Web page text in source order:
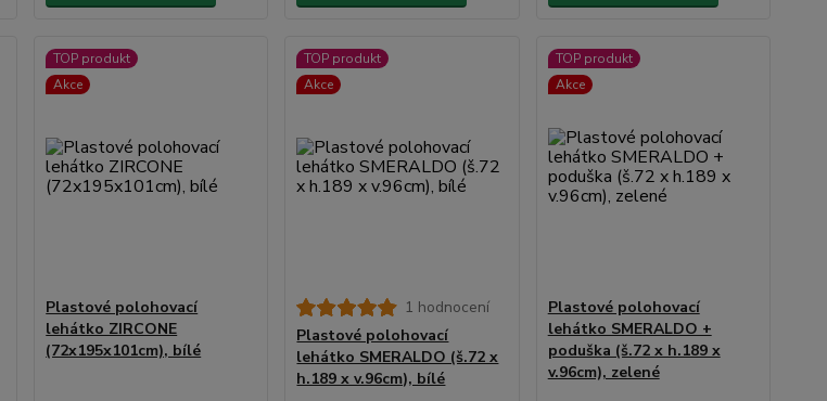
TOP produkt
Akce
Plastové polohovací
lehátko ZIRCONE
(72x195x101cm), bílé
TOP produkt
Akce
1 hodnocení
Plastové polohovací
lehátko SMERALDO (š.72 x
h.189 x v.96cm), bílé
TOP produkt
Akce
Plastové polohovací
lehátko SMERALDO +
poduška (š.72 x h.189 x
v.96cm), zelené